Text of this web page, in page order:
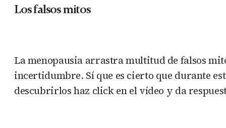
Los falsos mitos
La menopausia arrastra multitud de falsos
incertidumbre. Sí que es cierto que durante
descubrirlos haz click en el vídeo y da